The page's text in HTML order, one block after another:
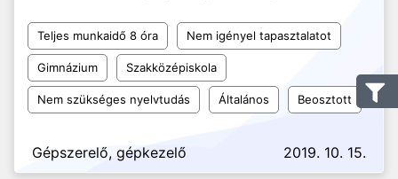
Teljes munkaidő 8 óra Nem igényel tapasztalatot
Gimnázium Szakközépiskola
Nem szükséges nyelvtudás Általános Beosztott
Gépszerelő, gépkezelő 2019. 10. 15.